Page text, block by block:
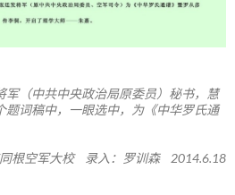
军（中共中央政治局原委员）秘书，慧
题词稿中，一眼选中，为《中华罗氏通
根空军大校 录入：罗训森 2014.6.18